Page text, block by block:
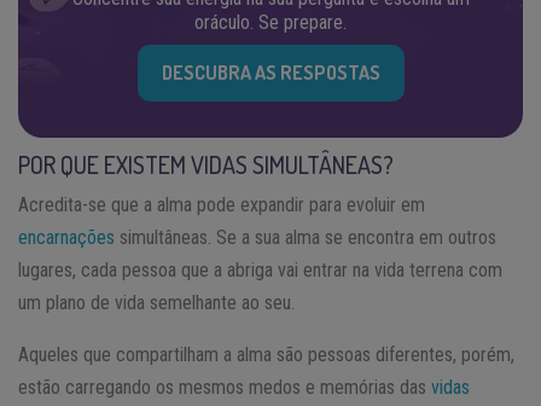
oráculo. Se prepare.
DESCUBRA AS RESPOSTAS
POR QUE EXISTEM VIDAS SIMULTÂNEAS?
Acredita-se que a alma pode expandir para evoluir em
encarnações simultâneas. Se a sua alma se encontra em outros
lugares, cada pessoa que a abriga vai entrar na vida terrena com
um plano de vida semelhante ao seu.
Aqueles que compartilham a alma são pessoas diferentes, porém,
estão carregando os mesmos medos e memórias das vidas